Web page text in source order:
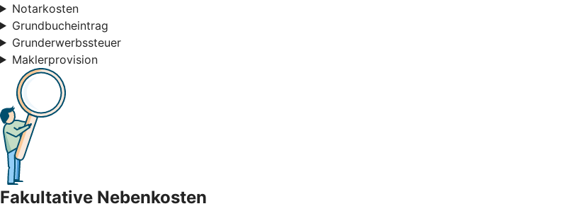
Notarkosten
Grundbucheintrag
Grunderwerbssteuer
Maklerprovision
Fakultative Nebenkosten